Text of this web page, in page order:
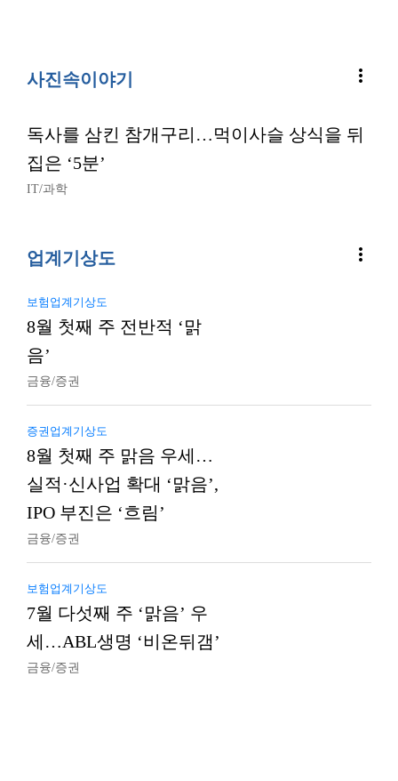
사진속이야기 more_vert
독사를 삼킨 참개구리…먹이사슬 상식을 뒤
집은 ‘5분’
IT/과학
업계기상도 more_vert
보험업계기상도
8월 첫째 주 전반적 ‘맑
음’
금융/증권
증권업계기상도
8월 첫째 주 맑음 우세…
실적·신사업 확대 ‘맑음’,
IPO 부진은 ‘흐림’
금융/증권
보험업계기상도
7월 다섯째 주 ‘맑음’ 우
세…ABL생명 ‘비온뒤갬’
금융/증권